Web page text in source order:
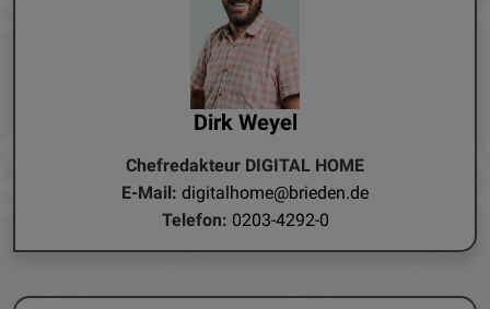
Dirk Weyel
Chefredakteur DIGITAL HOME
E-Mail: digitalhome@brieden.de
Telefon: 0203-4292-0